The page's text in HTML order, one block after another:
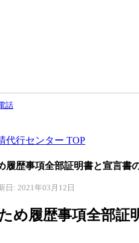
話
代行センター TOP
履歴事項全部証明書と宣言書
日: 2021年03月12日
め履歴事項全部